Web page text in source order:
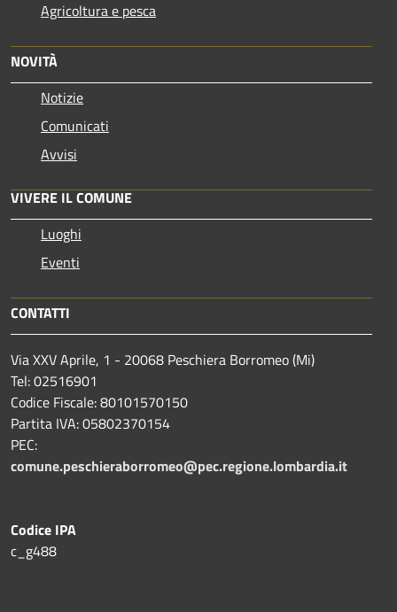
Agricoltura e pesca
NOVITÀ
Notizie
Comunicati
Avvisi
VIVERE IL COMUNE
Luoghi
Eventi
CONTATTI
Via XXV Aprile, 1 - 20068 Peschiera Borromeo (Mi)
Tel: 02516901
Codice Fiscale: 80101570150
Partita IVA: 05802370154
PEC:
comune.peschieraborromeo@pec.regione.lombardia.it
Codice IPA
c_g488